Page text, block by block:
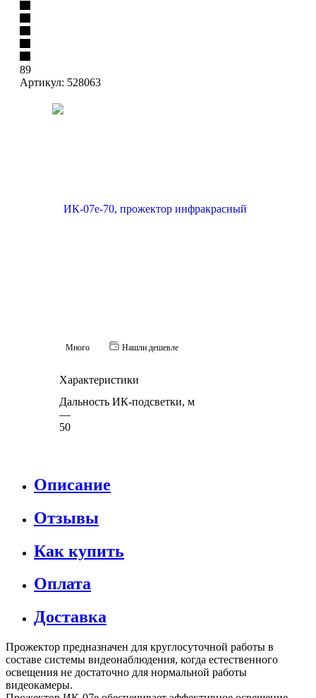
89
Артикул: 528063
Много Нашли дешевле
Характеристики
Дальность ИК-подсветки, м
—
50
Описание
Отзывы
Как купить
Оплата
Доставка
Прожектор предназначен для круглосуточной работы в
составе системы видеонаблюдения, когда естественного
освещения не достаточно для нормальной работы
видеокамеры.